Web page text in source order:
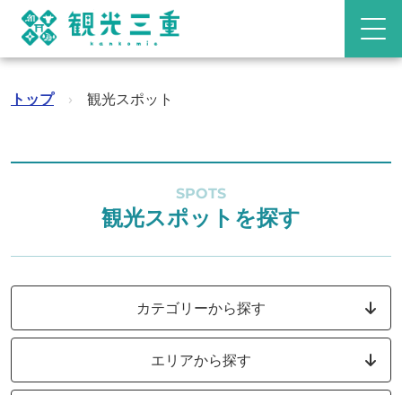
トップ › 観光スポット
SPOTS
観光スポットを探す
カテゴリーから探す
エリアから探す